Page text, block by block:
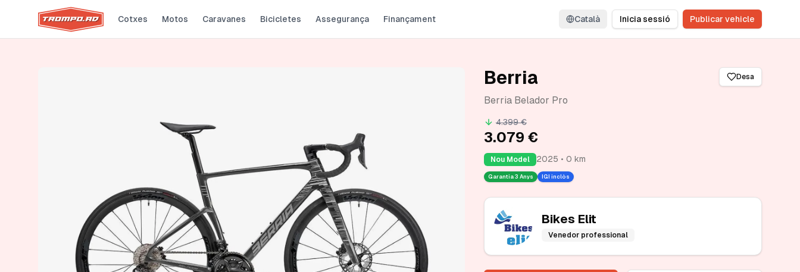
Cotxes Motos Caravanes Bicicletes Assegurança Finançament Català Inicia sessió Publicar vehicle
Berria
Berria Belador Pro
Desa
4.399 €
3.079 €
Nou Model 2025 • 0 km
Garantia 3 Anys IGI inclòs
Bikes Elit
Venedor professional